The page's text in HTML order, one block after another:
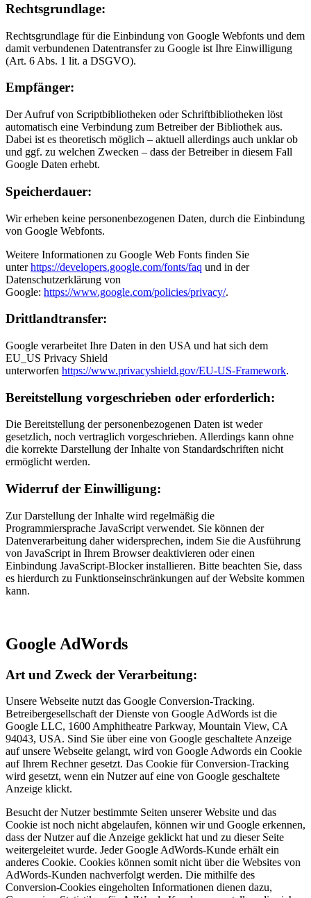
Rechtsgrundlage:
Rechtsgrundlage für die Einbindung von Google Webfonts und dem
damit verbundenen Datentransfer zu Google ist Ihre Einwilligung
(Art. 6 Abs. 1 lit. a DSGVO).
Empfänger:
Der Aufruf von Scriptbibliotheken oder Schriftbibliotheken löst
automatisch eine Verbindung zum Betreiber der Bibliothek aus.
Dabei ist es theoretisch möglich – aktuell allerdings auch unklar ob
und ggf. zu welchen Zwecken – dass der Betreiber in diesem Fall
Google Daten erhebt.
Speicherdauer:
Wir erheben keine personenbezogenen Daten, durch die Einbindung
von Google Webfonts.
Weitere Informationen zu Google Web Fonts finden Sie
unterhttps://developers.google.com/fonts/faq und in der
Datenschutzerklärung von
Google: https://www.google.com/policies/privacy/.
Drittlandtransfer:
Google verarbeitet Ihre Daten in den USA und hat sich dem
EU_US Privacy Shield
unterworfen https://www.privacyshield.gov/EU-US-Framework.
Bereitstellung vorgeschrieben oder erforderlich:
Die Bereitstellung der personenbezogenen Daten ist weder
gesetzlich, noch vertraglich vorgeschrieben. Allerdings kann ohne
die korrekte Darstellung der Inhalte von Standardschriften nicht
ermöglicht werden.
Widerruf der Einwilligung:
Zur Darstellung der Inhalte wird regelmäßig die
Programmiersprache JavaScript verwendet. Sie können der
Datenverarbeitung daher widersprechen, indem Sie die Ausführung
von JavaScript in Ihrem Browser deaktivieren oder einen
Einbindung JavaScript-Blocker installieren. Bitte beachten Sie, dass
es hierdurch zu Funktionseinschränkungen auf der Website kommen
kann.
Google AdWords
Art und Zweck der Verarbeitung:
Unsere Webseite nutzt das Google Conversion-Tracking.
Betreibergesellschaft der Dienste von Google AdWords ist die
Google LLC, 1600 Amphitheatre Parkway, Mountain View, CA
94043, USA. Sind Sie über eine von Google geschaltete Anzeige
auf unsere Webseite gelangt, wird von Google Adwords ein Cookie
auf Ihrem Rechner gesetzt. Das Cookie für Conversion-Tracking
wird gesetzt, wenn ein Nutzer auf eine von Google geschaltete
Anzeige klickt.
Besucht der Nutzer bestimmte Seiten unserer Website und das
Cookie ist noch nicht abgelaufen, können wir und Google erkennen,
dass der Nutzer auf die Anzeige geklickt hat und zu dieser Seite
weitergeleitet wurde. Jeder Google AdWords-Kunde erhält ein
anderes Cookie. Cookies können somit nicht über die Websites von
AdWords-Kunden nachverfolgt werden. Die mithilfe des
Conversion-Cookies eingeholten Informationen dienen dazu,